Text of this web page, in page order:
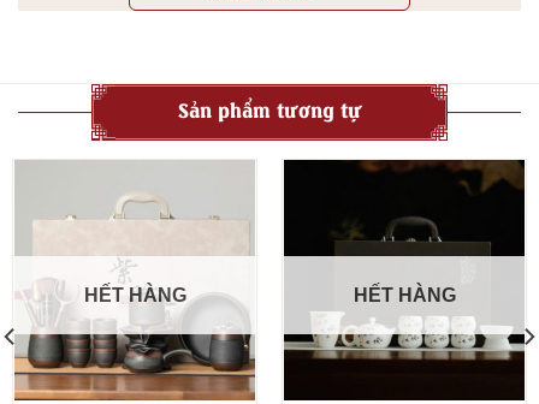
Lưu tên của tôi, email, và trang web trong trình
duyệt này cho lần bình luận kế tiếp của tôi.
Sản phẩm tương tự
HẾT HÀNG HẾT HÀNG